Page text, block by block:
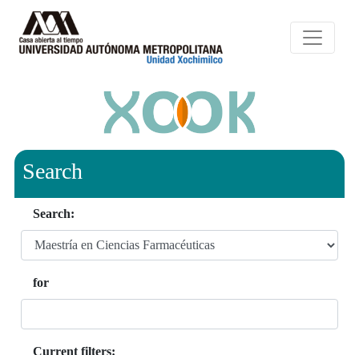
Search
Search:
for
Current filters: